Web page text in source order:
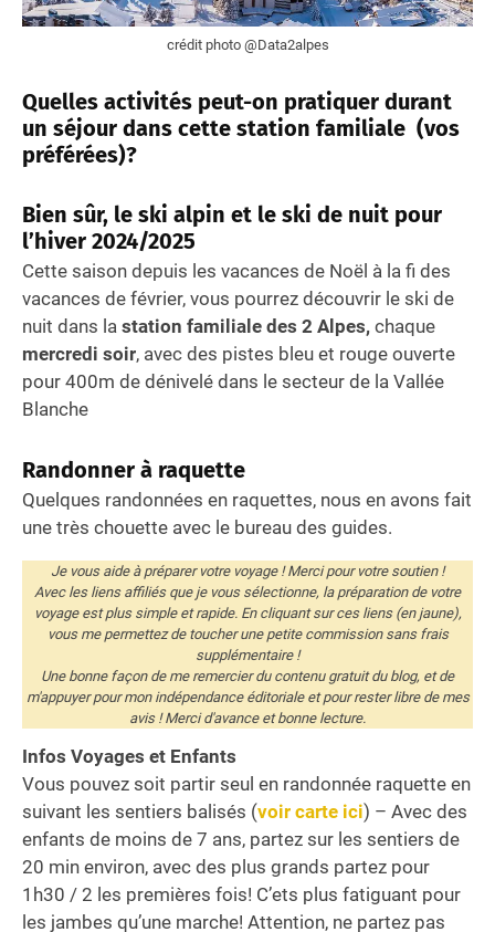
crédit photo @Data2alpes
Quelles activités peut-on pratiquer durant
un séjour dans cette station familiale (vos
préférées)?
Bien sûr, le ski alpin et le ski de nuit pour
l’hiver 2024/2025
Cette saison depuis les vacances de Noël à la fi des
vacances de février, vous pourrez découvrir le ski de
nuit dans la station familiale des 2 Alpes, chaque
mercredi soir, avec des pistes bleu et rouge ouverte
pour 400m de dénivelé dans le secteur de la Vallée
Blanche
Randonner à raquette
Quelques randonnées en raquettes, nous en avons fait
une très chouette avec le bureau des guides.
Je vous aide à préparer votre voyage ! Merci pour votre soutien !
Avec les liens affiliés que je vous sélectionne, la préparation de votre
voyage est plus simple et rapide. En cliquant sur ces liens (en jaune),
vous me permettez de toucher une petite commission sans frais
supplémentaire !
Une bonne façon de me remercier du contenu gratuit du blog, et de
m'appuyer pour mon indépendance éditoriale et pour rester libre de mes
avis ! Merci d'avance et bonne lecture.
Infos Voyages et Enfants
Vous pouvez soit partir seul en randonnée raquette en
suivant les sentiers balisés (voir carte ici) – Avec des
enfants de moins de 7 ans, partez sur les sentiers de
20 min environ, avec des plus grands partez pour
1h30 / 2 les premières fois! C’ets plus fatiguant pour
les jambes qu’une marche! Attention, ne partez pas